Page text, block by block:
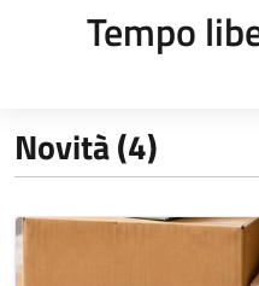
Tempo
Novità (4)